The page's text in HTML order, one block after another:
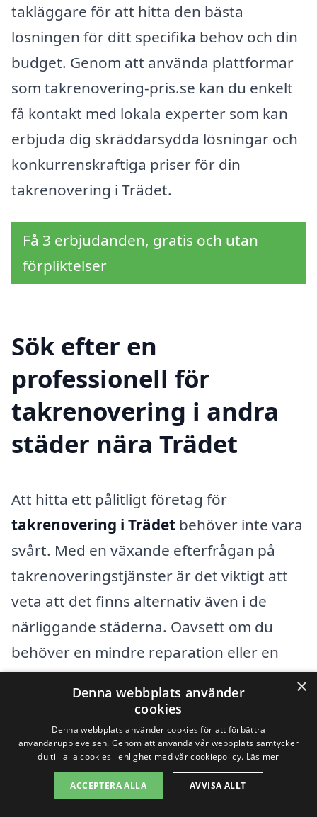
takläggare för att hitta den bästa
lösningen för ditt specifika behov och din
budget. Genom att använda plattformar
som takrenovering-pris.se kan du enkelt
få kontakt med lokala experter som kan
erbjuda dig skräddarsydda lösningar och
konkurrenskraftiga priser för din
takrenovering i Trädet.
Få 3 erbjudanden, gratis och utan
förpliktelser
Sök efter en
professionell för
takrenovering i andra
städer nära Trädet
Att hitta ett pålitligt företag för
takrenovering i Trädet behöver inte vara
svårt. Med en växande efterfrågan på
takrenoveringstjänster är det viktigt att
veta att det finns alternativ även i de
närliggande städerna. Oavsett om du
behöver en mindre reparation eller en
fullständig takrenovering, kan du enkelt
hitta hjälp genom att utforska de lokala
alternativen.
Det finns flera städer i närheten av Trädet
där du kan hitta professionella takläggare
×
Denna webbplats använder
cookies
Denna webbplats använder cookies för att förbättra
användarupplevelsen. Genom att använda vår webbplats samtycker
du till alla cookies i enlighet med vår cookiepolicy. Läs mer
ACCEPTERA ALLA AVVISA ALLT